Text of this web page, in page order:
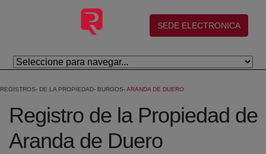
Skip to Main Content
(abre en nueva ventana)
SEDE ELECTRONICA
REGISTROS DE LA PROPIEDAD BURGOS ARANDA DE DUERO
Registro de la Propiedad de
Aranda de Duero